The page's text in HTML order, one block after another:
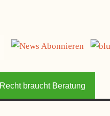
Recht braucht Beratung